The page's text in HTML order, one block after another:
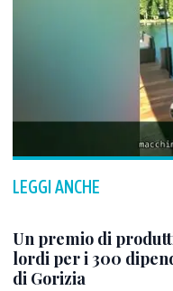
LEGGI ANCHE
Un premio di
lordi per i 300
di Gorizia